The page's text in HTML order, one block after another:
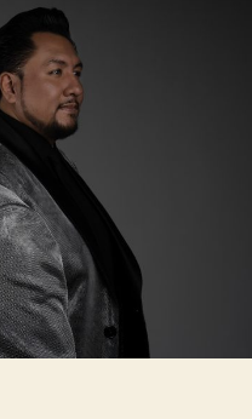
Camilo,
voz
y
talento
juvenil
en
cada
show